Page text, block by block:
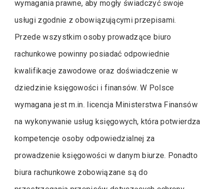
wymagania prawne, aby mogły świadczyć swoje
usługi zgodnie z obowiązującymi przepisami.
Przede wszystkim osoby prowadzące biuro
rachunkowe powinny posiadać odpowiednie
kwalifikacje zawodowe oraz doświadczenie w
dziedzinie księgowości i finansów. W Polsce
wymagana jest m.in. licencja Ministerstwa Finansów
na wykonywanie usług księgowych, która potwierdza
kompetencje osoby odpowiedzialnej za
prowadzenie księgowości w danym biurze. Ponadto
biura rachunkowe zobowiązane są do